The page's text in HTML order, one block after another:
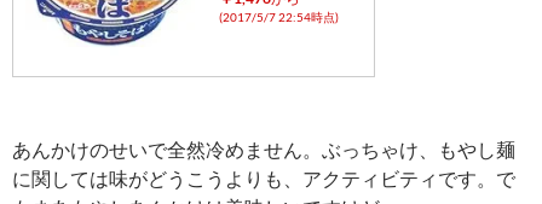
(2017/5/7 22:54時点)
あんかけのせいで全然冷めません。ぶっちゃけ、もやし麺
に関しては味がどうこうよりも、アクティビティです。で